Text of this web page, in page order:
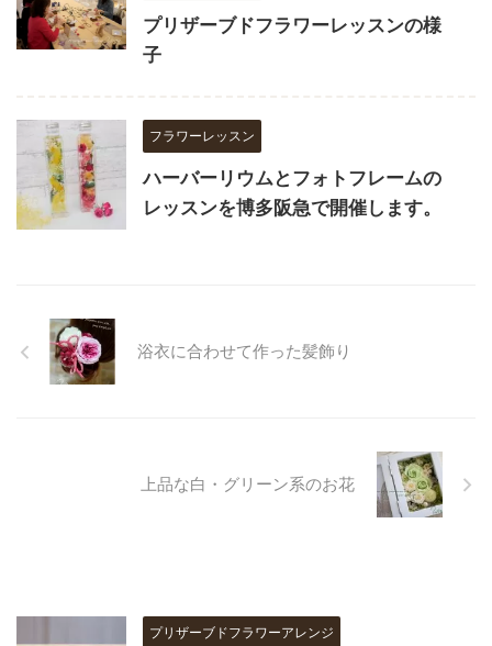
プリザーブドフラワーレッスンの様
子
フラワーレッスン
ハーバーリウムとフォトフレームの
レッスンを博多阪急で開催します。
浴衣に合わせて作った髪飾り
上品な白・グリーン系のお花
プリザーブドフラワーアレンジ